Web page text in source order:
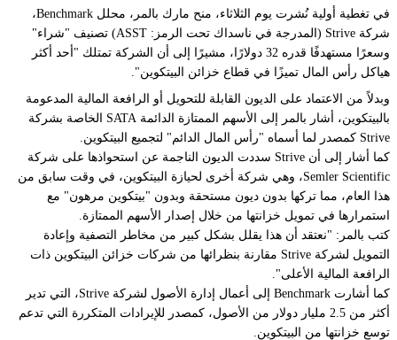
في تغطية أولية نُشرت يوم الثلاثاء، منح مارك بالمر، محلل Benchmark،
شركة Strive (المدرجة في ناسداك تحت الرمز: ASST) تصنيف "شراء"
وسعرًا مستهدفًا قدره 32 دولارًا، مشيرًا إلى أن الشركة تمتلك "أحد أكثر
هياكل رأس المال تميزًا في قطاع خزائن البيتكوين".
وبدلاً من الاعتماد على الديون القابلة للتحويل أو الرافعة المالية المدعومة
بالبيتكوين، أشار بالمر إلى الأسهم الممتازة الدائمة SATA الخاصة بشركة
Strive كمصدر لما أسماه "رأس المال الدائم" لتجميع البيتكوين.
كما أشار إلى أن Strive سددت الديون الناجمة عن استحواذها على شركة
Semler Scientific، وهي شركة أخرى لحيازة البيتكوين، في وقت سابق من
هذا العام، مما تركها بدون ديون مستحقة وبدون "بيتكوين مرهون" مع
استمرارها في تمويل خزانتها من خلال إصدار الأسهم الممتازة.
كتب بالمر: "نعتقد أن هذا يقلل بشكل كبير من مخاطر التصفية وإعادة
التمويل لشركة Strive مقارنة بنظرائها من شركات خزائن البيتكوين ذات
الرافعة المالية الأعلى".
كما أشارت Benchmark إلى أعمال إدارة الأصول لشركة Strive، التي تدير
أكثر من 2.5 مليار دولار من الأصول، كمصدر للإيرادات المتكررة التي تدعم
توسع خزانتها من البيتكوين.